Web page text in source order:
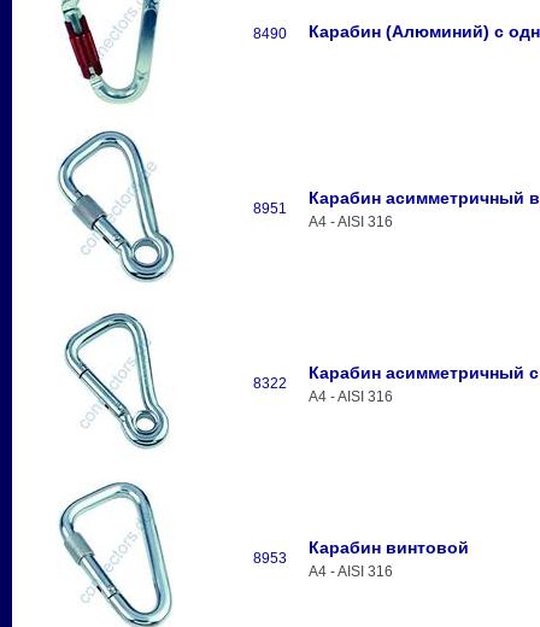
8490 Карабин (Алюминий) с
8951
Карабин асимметричный
A4 - AISI 316
8322
Карабин асимметричный
A4 - AISI 316
8953
Карабин винтовой
A4 - AISI 316